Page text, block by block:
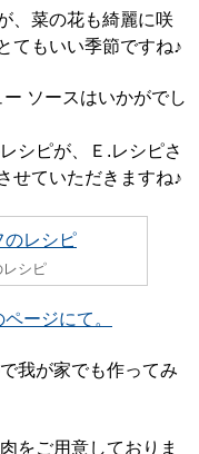
、菜の花も綺麗に咲
てもいい季節ですね♪
ソースはいかがでし
シピが、Ｅ.レシピさ
せていただきますね♪
シピ
ージにて。
我が家でも作ってみ
をご用意しておりま